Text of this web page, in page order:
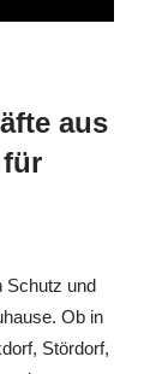
aus
Schutz und
Ob in
Stördorf,